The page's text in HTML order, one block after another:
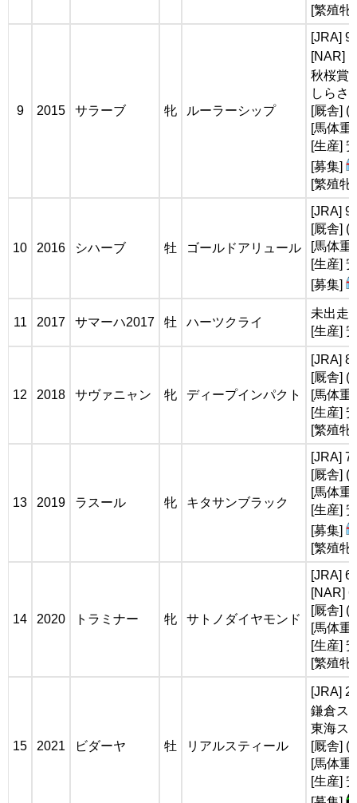
[繁殖
9 2015 サラーブ 牝 ルーラーシップ
[JRA] 9
[NAR]
秋桜賞(
しらさ
[厩舎] (
[馬体重
[生産]
[募集]
[繁殖
10 2016 シハーブ 牡 ゴールドアリュール
[JRA] 9
[厩舎] (
[馬体重
[生産]
[募集]
11 2017 サマーハ2017 牡 ハーツクライ
未出走
[生産]
12 2018 サヴァニャン 牝 ディープインパクト
[JRA] 8
[厩舎] (
[馬体重
[生産]
[繁殖
13 2019 ラスール 牝 キタサンブラック
[JRA] 7
[厩舎] (
[馬体重
[生産]
[募集]
[繁殖
14 2020 トラミナー 牝 サトノダイヤモンド
[JRA] 6
[NAR]
[厩舎] (
[馬体重
[生産]
[繁殖
15 2021 ビダーヤ 牡 リアルスティール
[JRA]
鎌倉ス
東海ス
[厩舎] (
[馬体重
[生産]